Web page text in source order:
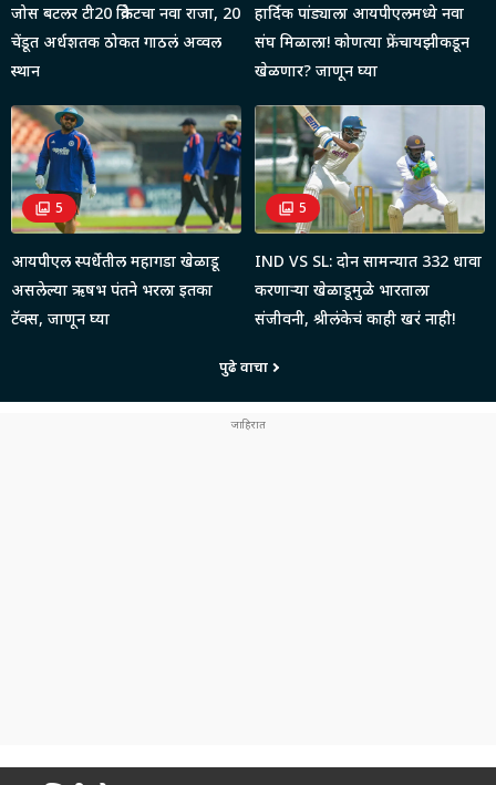
जोस बटलर टी20 क्रिकेटचा नवा राजा, 20
चेंडूत अर्धशतक ठोकत गाठलं अव्वल
स्थान
हार्दिक पांड्याला आयपीएलमध्ये नवा
संघ मिळाला! कोणत्या फ्रेंचायझीकडून
खेळणार? जाणून घ्या
5
आयपीएल स्पर्धेतील महागडा खेळाडू
असलेल्या ऋषभ पंतने भरला इतका
टॅक्स, जाणून घ्या
5
IND VS SL: दोन सामन्यात 332 धावा
करणाऱ्या खेळाडूमुळे भारताला
संजीवनी, श्रीलंकेचं काही खरं नाही!
पुढे वाचा